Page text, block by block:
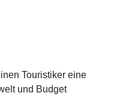
Touristiker eine
und Budget